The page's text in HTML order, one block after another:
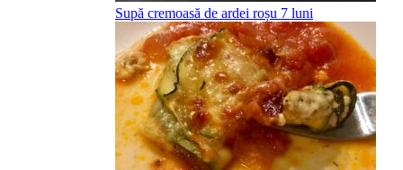
Supă cremoasă de ardei roșu 7 luni